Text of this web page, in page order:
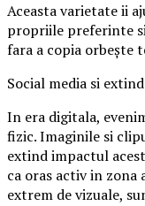
Aceasta varietate ii
propriile preferinte
fara a copia orbește
Social media si
In era digitala,
fizic. Imaginile si
extind impactul
ca oras activ in zona
extrem de vizuale,